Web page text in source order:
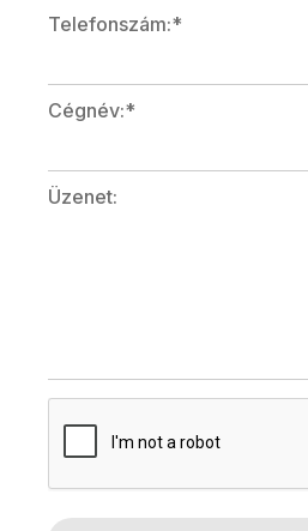
Telefonszám:*
Cégnév:*
Üzenet: